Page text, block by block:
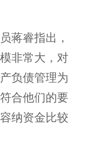
睿指出，
非常大，对
负债管理为
合他们的要
纳资金比较